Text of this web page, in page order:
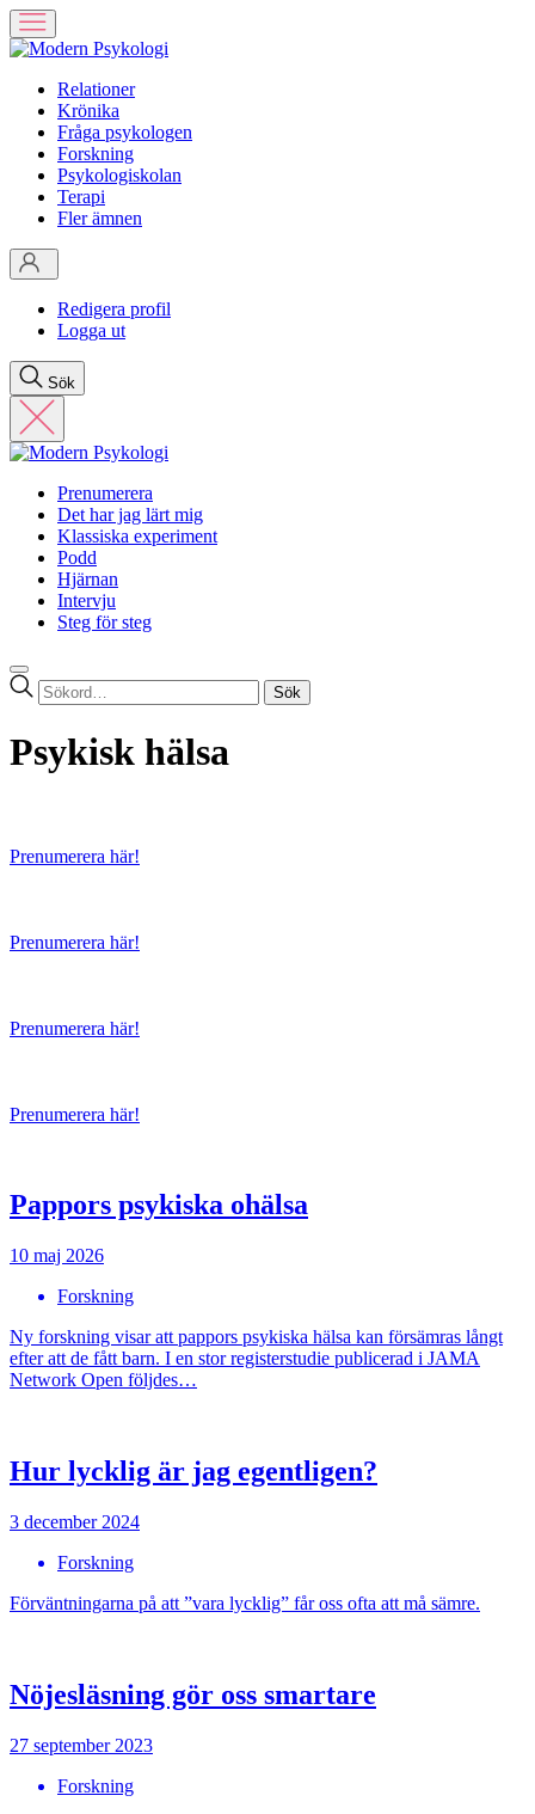
Relationer
Krönika
Fråga psykologen
Forskning
Psykologiskolan
Terapi
Fler ämnen
Redigera profil
Logga ut
Sök
Prenumerera
Det har jag lärt mig
Klassiska experiment
Podd
Hjärnan
Intervju
Steg för steg
Sök
efter:
Psykisk hälsa
Prenumerera här!
Prenumerera här!
Prenumerera här!
Prenumerera här!
Pappors psykiska ohälsa
10 maj 2026
Forskning
Ny forskning visar att pappors psykiska hälsa kan försämras långt
efter att de fått barn. I en stor registerstudie publicerad i JAMA
Network Open följdes…
Hur lycklig är jag egentligen?
3 december 2024
Forskning
Förväntningarna på att ”vara lycklig” får oss ofta att må sämre.
Nöjesläsning gör oss smartare
27 september 2023
Forskning